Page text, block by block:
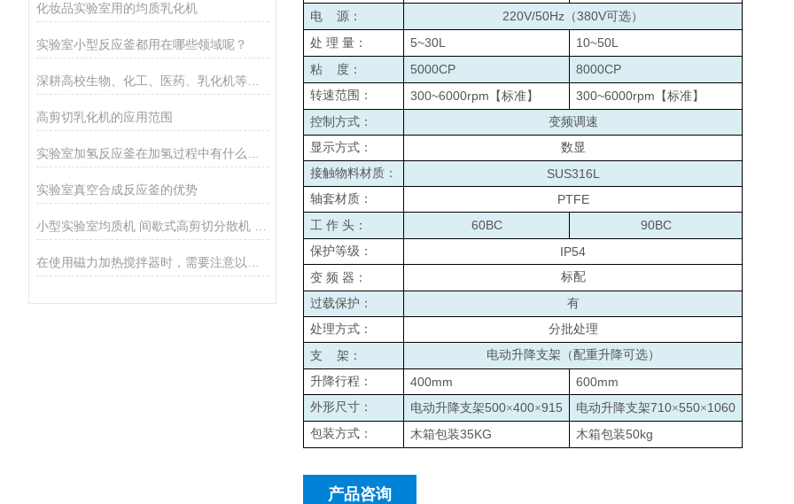
化妆品实验室用的均质乳化机
实验室小型反应釜都用在哪些领域呢？
高剪切乳化机的应用范围
实验室真空合成反应釜的优势
电 源： 220V/50Hz （380V可选）
处 理 量： 5~30L 10~50L
粘 度： 5000CP 8000CP
转速范围： 300~6000rpm 【标准】 300~6000rpm 【标准】
控制方式：
变频调速
显示方式：
数显
接触物料材质：
SUS316L
轴套材质： PTFE
工 作 头： 60BC 90BC
保护等级： IP54
变 频 器：
标配
过载保护：
有
处理方式：
分批处理
支
架：
电动升降支架（配重升降可选）
升降行程：
400mm 600mm
外形尺寸： 电动升降支架500×400×915 电动升降支架710×550×1060
包装方式： 木箱包装35KG 木箱包装50kg
产品咨询